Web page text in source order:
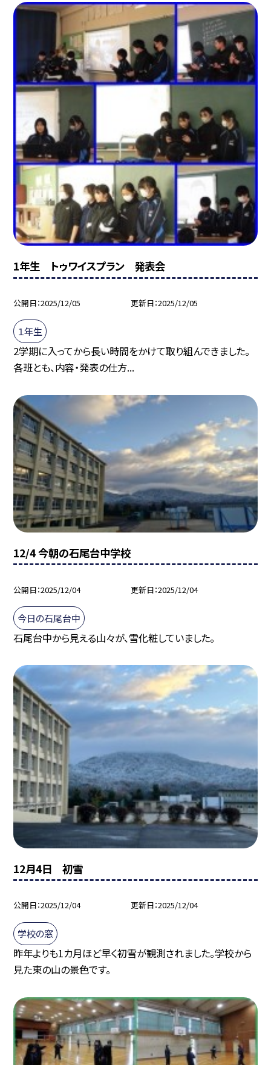
1年生 トゥワイスプラン 発表会
公開日 2025/12/05 更新日 2025/12/05
１年生
2学期に入ってから長い時間をかけて取り組んできました。
各班とも、内容・発表の仕方...
12/4 今朝の石尾台中学校
公開日 2025/12/04 更新日 2025/12/04
今日の石尾台中
石尾台中から見える山々が、雪化粧していました。
12月4日 初雪
公開日 2025/12/04 更新日 2025/12/04
学校の窓
昨年よりも1カ月ほど早く初雪が観測されました。学校から
見た東の山の景色です。